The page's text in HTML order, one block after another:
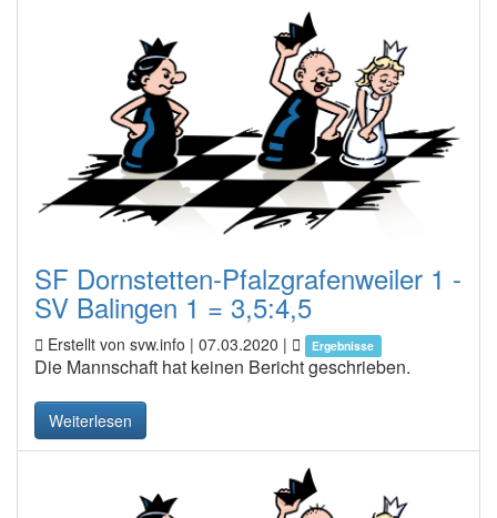
SF Dornstetten-Pfalzgrafenweiler 1 -
SV Balingen 1 = 3,5:4,5
Erstellt von svw.info | 07.03.2020 | Ergebnisse
Die Mannschaft hat keinen Bericht geschrieben.
Weiterlesen